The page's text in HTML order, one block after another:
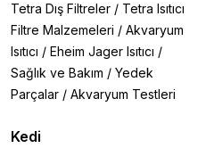
Tetra Dış Filtreler / Tetra Isıtıcı
Filtre Malzemeleri / Akvaryum
Isıtıcı / Eheim Jager Isıtıcı /
Sağlık ve Bakım / Yedek
Parçalar / Akvaryum Testleri
Kedi